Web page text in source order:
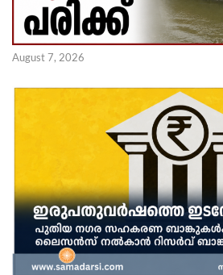
August 7, 2026